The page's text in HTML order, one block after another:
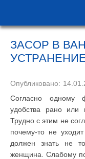
ЗАСОР В
Опубликовано:
Согласно одному
удобства рано или
Трудно с этим не
почему-то не
должен знать не
женщина. Слабому